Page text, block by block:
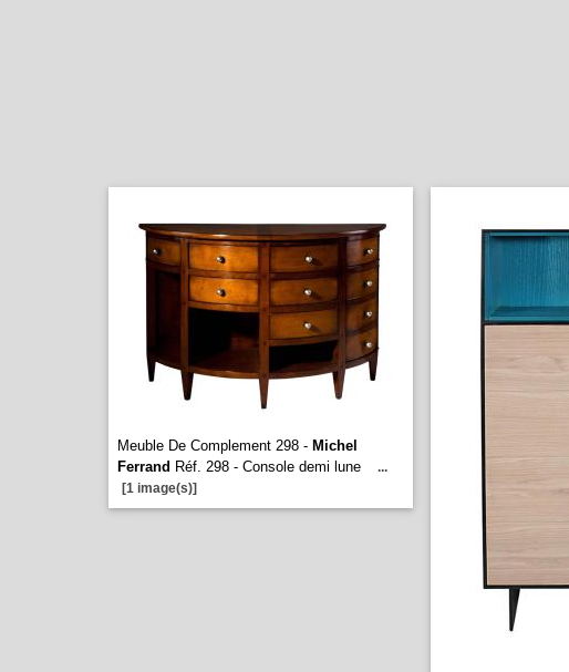
Meuble De Complement 298 - Michel
Ferrand Réf. 298 - Console demi lune
...
[1 image(s)]